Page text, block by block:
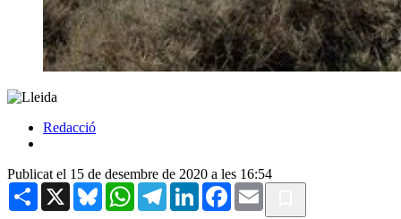
Redacció
Publicat el 15 de desembre de 2020 a les 16:54
Share X BlueskyWhatsAppTelegramLinkedInFacebook
Email